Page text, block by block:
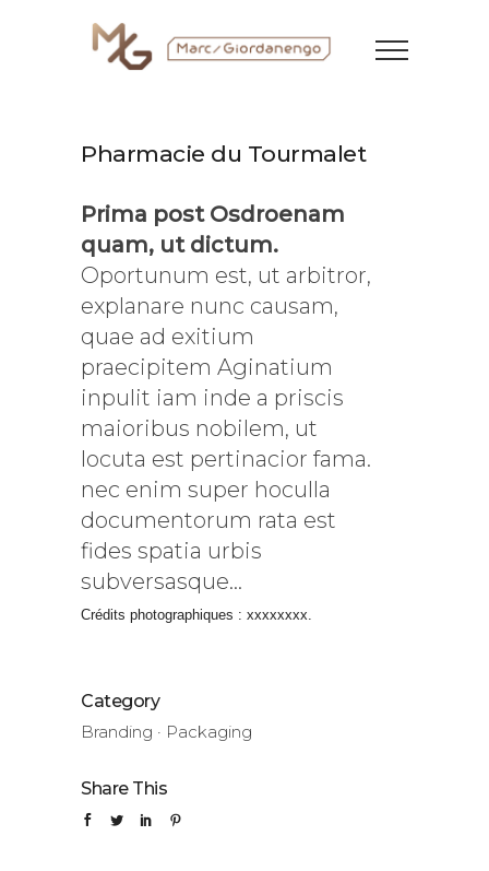
Pharmacie du Tourmalet
Prima post Osdroenam
quam, ut dictum.
Oportunum est, ut arbitror,
explanare nunc causam,
quae ad exitium
praecipitem Aginatium
inpulit iam inde a priscis
maioribus nobilem, ut
locuta est pertinacior fama.
nec enim super hoculla
documentorum rata est
fides spatia urbis
subversasque…
Crédits photographiques : xxxxxxxx.
Category
Branding · Packaging
Share This